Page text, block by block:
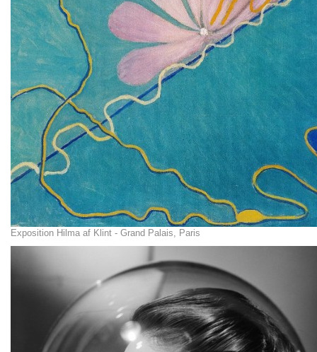
Exposition Hilma af Klint - Grand Palais, Paris